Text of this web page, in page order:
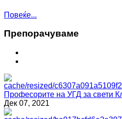
Повеќе...
Препoрaчувaме
Професорите на УГД за свети
Дек 07, 2021